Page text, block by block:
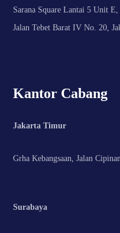
Sarana Square Lantai 5 Unit
Jalan Tebet Barat IV No. 20,
Kantor Cabang
Jakarta Timur
Grha Kebangsaan, Jalan
Surabaya